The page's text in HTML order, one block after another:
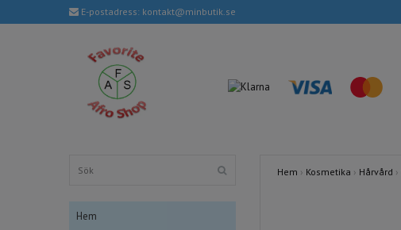
E-postadress: kontakt@minbutik.se
Hem
Hem › Kosmetika › Hårvård ›